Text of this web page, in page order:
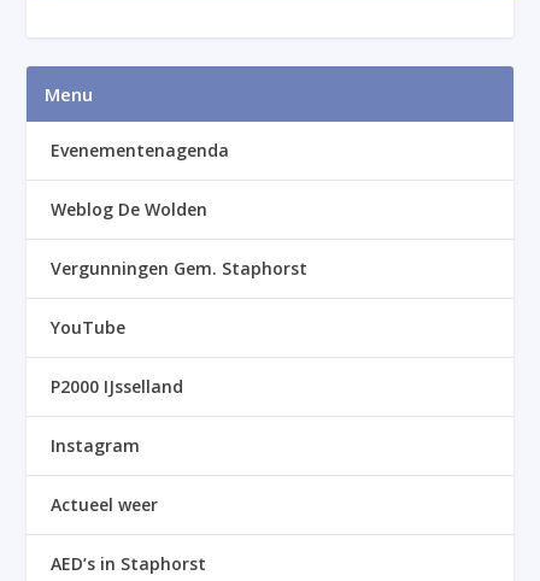
Menu
Evenementenagenda
Weblog De Wolden
Vergunningen Gem. Staphorst
YouTube
P2000 IJsselland
Instagram
Actueel weer
AED’s in Staphorst